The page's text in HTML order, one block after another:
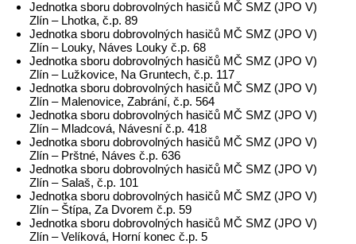
Jednotka sboru dobrovolných hasičů MČ SMZ (JPO V)
Zlín – Lhotka, č.p. 89
Jednotka sboru dobrovolných hasičů MČ SMZ (JPO V)
Zlín – Louky, Náves Louky č.p. 68
Jednotka sboru dobrovolných hasičů MČ SMZ (JPO V)
Zlín – Lužkovice, Na Gruntech, č.p. 117
Jednotka sboru dobrovolných hasičů MČ SMZ (JPO V)
Zlín – Malenovice, Zabrání, č.p. 564
Jednotka sboru dobrovolných hasičů MČ SMZ (JPO V)
Zlín – Mladcová, Návesní č.p. 418
Jednotka sboru dobrovolných hasičů MČ SMZ (JPO V)
Zlín – Prštné, Náves č.p. 636
Jednotka sboru dobrovolných hasičů MČ SMZ (JPO V)
Zlín – Salaš, č.p. 101
Jednotka sboru dobrovolných hasičů MČ SMZ (JPO V)
Zlín – Štípa, Za Dvorem č.p. 59
Jednotka sboru dobrovolných hasičů MČ SMZ (JPO V)
Zlín – Velíková, Horní konec č.p. 5